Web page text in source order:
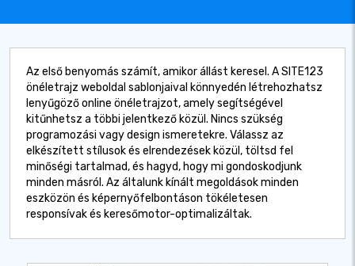
Az első benyomás számít, amikor állást keresel. A SITE123
önéletrajz weboldal sablonjaival könnyedén létrehozhatsz
lenyűgöző online önéletrajzot, amely segítségével
kitűnhetsz a többi jelentkező közül. Nincs szükség
programozási vagy design ismeretekre. Válassz az
elkészített stílusok és elrendezések közül, töltsd fel
minőségi tartalmad, és hagyd, hogy mi gondoskodjunk
minden másról. Az általunk kínált megoldások minden
eszközön és képernyőfelbontáson tökéletesen
responsívak és keresőmotor-optimalizáltak.